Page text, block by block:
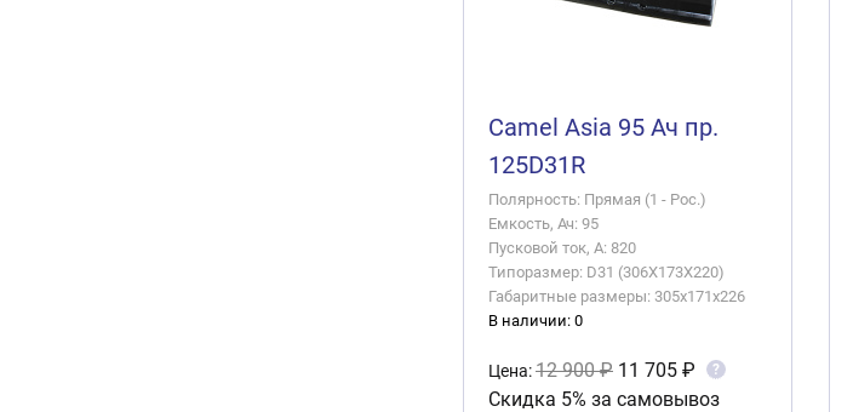
Camel Asia 95 Ач пр.
125D31R
Полярность: Прямая (1 - Рос.)
Емкость, Ач: 95
Пусковой ток, А: 820
Типоразмер: D31 (306X173X220)
Габаритные размеры: 305x171x226
В наличии: 0
Цена:12 900 ₽ 11 705 ₽ ?
Скидка 5% за самовывоз